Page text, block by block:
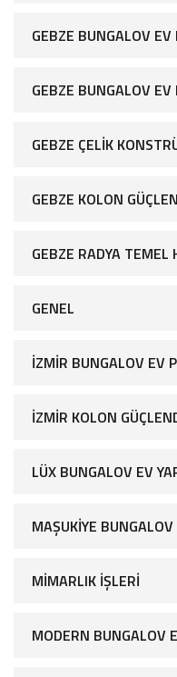
GEBZE BUNGALOV EV
GEBZE BUNGALOV EV
GEBZE ÇELIK
GEBZE KOLON
GEBZE RADYA TEMEL
GENEL
İZMIR BUNGALOV EV
İZMIR KOLON
LÜX BUNGALOV EV
MAŞUKIYE
MIMARLIK İŞLERI
MODERN BUNGALOV